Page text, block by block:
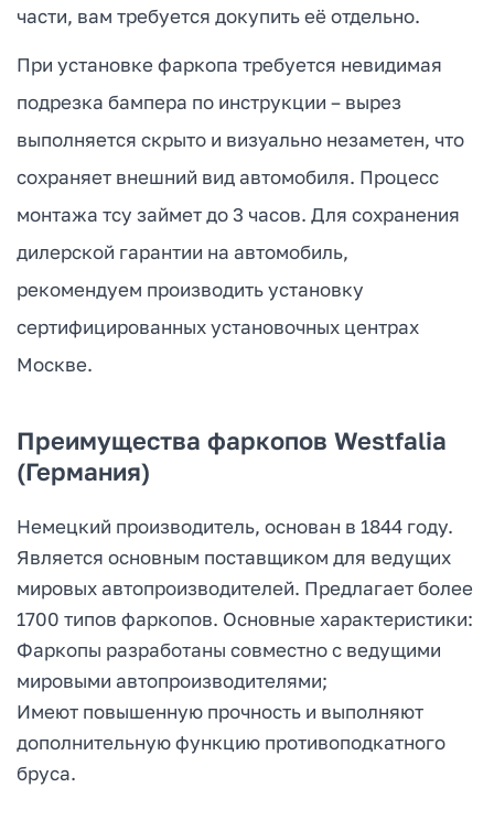
части, вам требуется докупить её отдельно.
При установке фаркопа требуется невидимая
подрезка бампера по инструкции – вырез
выполняется скрыто и визуально незаметен, что
сохраняет внешний вид автомобиля. Процесс
монтажа тсу займет до 3 часов. Для сохранения
дилерской гарантии на автомобиль,
рекомендуем производить установку
сертифицированных установочных центрах
Москве.
Преимущества фаркопов Westfalia
(Германия)
Немецкий производитель, основан в 1844 году.
Является основным поставщиком для ведущих
мировых автопроизводителей. Предлагает более
1700 типов фаркопов. Основные характеристики:
Фаркопы разработаны совместно с ведущими
мировыми автопроизводителями;
Имеют повышенную прочность и выполняют
дополнительную функцию противоподкатного
бруса.